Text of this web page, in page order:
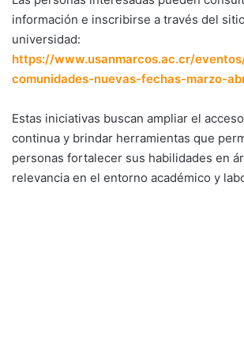
información e inscribirse a través del
universidad:
https://www.usanmarcos.ac.cr/
comunidades-nuevas-fechas-marzo-
Estas iniciativas buscan ampliar el
continua y brindar herramientas que
personas fortalecer sus habilidades en
relevancia en el entorno académico y